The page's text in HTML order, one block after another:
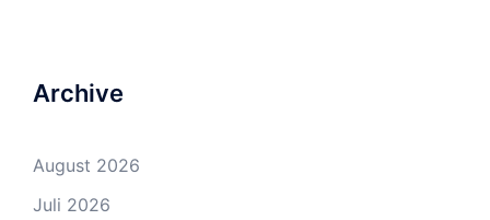
Archive
August 2026
Juli 2026